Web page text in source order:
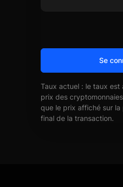
Se
Taux actuel : le taux est
prix des
que le prix affiché sur
final de la transaction.